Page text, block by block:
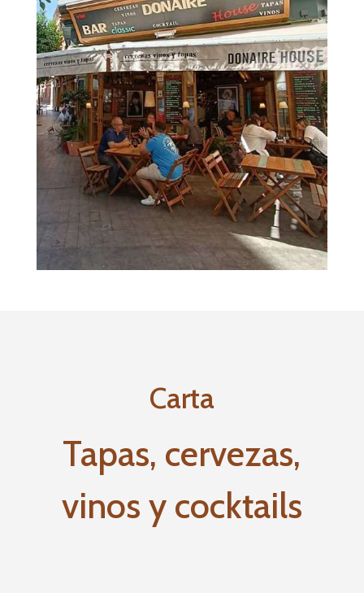
Carta
Tapas, cervezas,
vinos y cocktails